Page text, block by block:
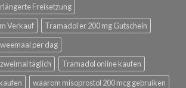
Freisetzung
Verkauf
Tramadol er 200 mg Gutschein
per dag
täglich
Tramadol online kaufen
waarom misoprostol 200 mcg gebruiken